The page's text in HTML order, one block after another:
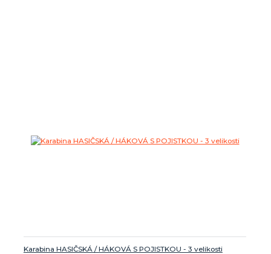
Karabina HASIČSKÁ / HÁKOVÁ S POJISTKOU - 3 velikosti